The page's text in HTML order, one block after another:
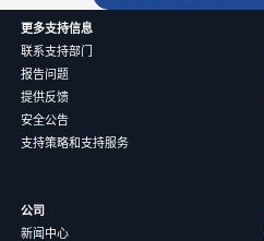
更多支持信息
联系支持部门
报告问题
提供反馈
安全公告
支持策略和支持服务
公司
新闻中心